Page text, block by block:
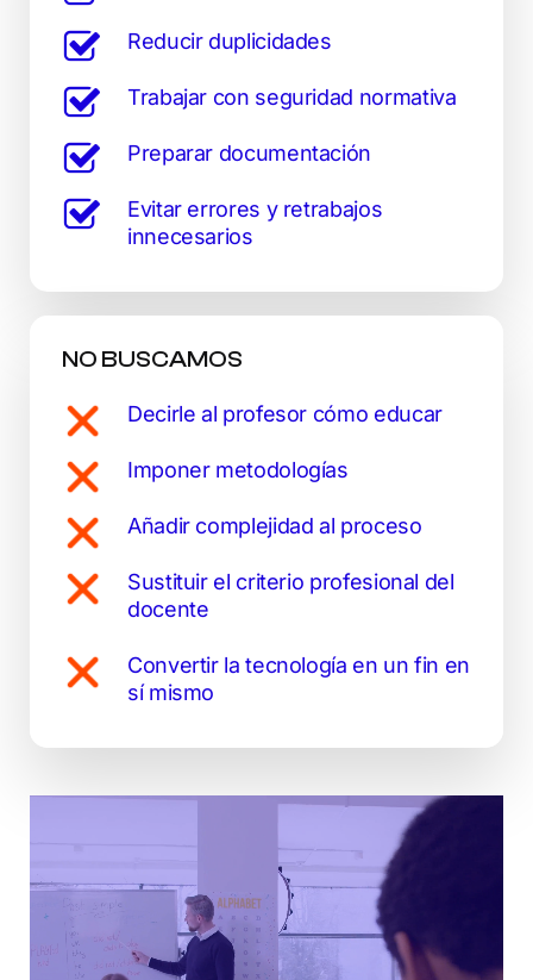
Reducir duplicidades
Trabajar con seguridad normativa
Preparar documentación
Evitar errores y retrabajos
innecesarios
NO BUSCAMOS
Decirle al profesor cómo educar
Imponer metodologías
Añadir complejidad al proceso
Sustituir el criterio profesional del
docente
Convertir la tecnología en un fin en
sí mismo